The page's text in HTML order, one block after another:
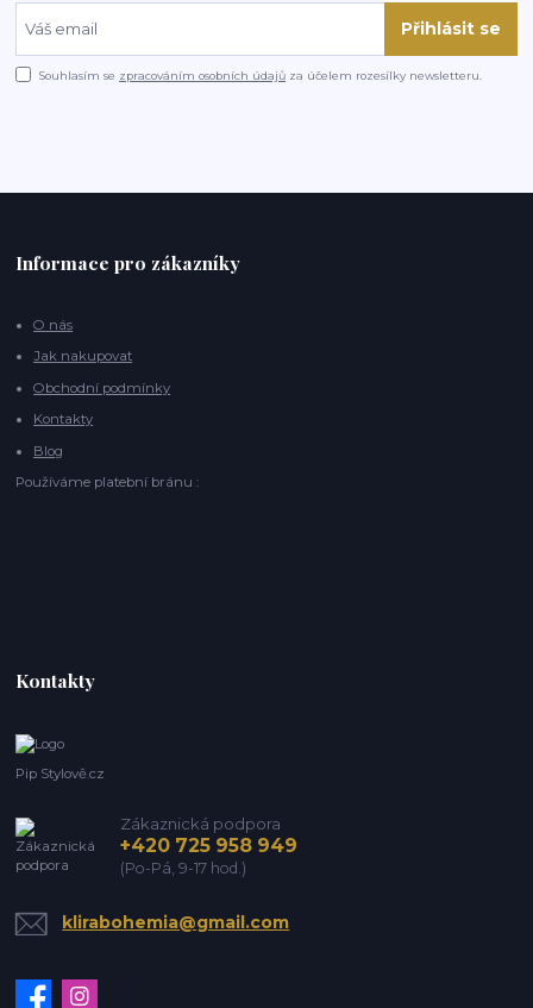
Přihlásit se
Souhlasím se zpracováním osobních údajů za účelem rozesílky newsletteru.
Informace pro zákazníky
O nás
Jak nakupovat
Obchodní podmínky
Kontakty
Blog
Používáme platební bránu :
Kontakty
Pip Stylově.cz
Zákaznická podpora
+420 725 958 949
(Po-Pá, 9-17 hod.)
klirabohemia@gmail.com